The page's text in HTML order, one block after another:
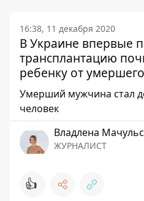
16:38, 11 декабря 2020
В Украине впервые
трансплантацию
ребенку от
Умерший мужчина стал
человек
Владлена
ЖУРНАЛИСТ
👍